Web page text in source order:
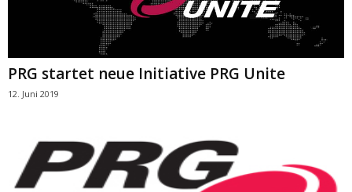
PRG startet neue Initiative PRG Unite
12. Juni 2019